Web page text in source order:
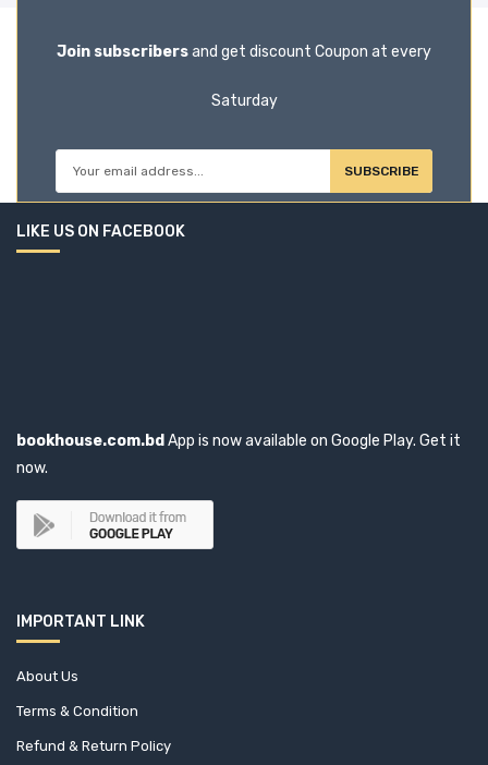
Join subscribersand get discount Coupon at every
Saturday
SUBSCRIBE
LIKE US ON FACEBOOK
bookhouse.com.bd App is now available on Google Play. Get it
now.
IMPORTANT LINK
About Us
Terms & Condition
Refund & Return Policy